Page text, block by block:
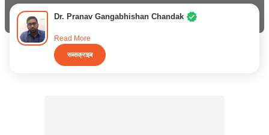
Dr. Pranav Gangabhishan Chandak
Read More
सब्सक्राइब